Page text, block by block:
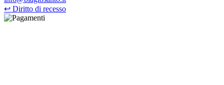
↩ Diritto di recesso